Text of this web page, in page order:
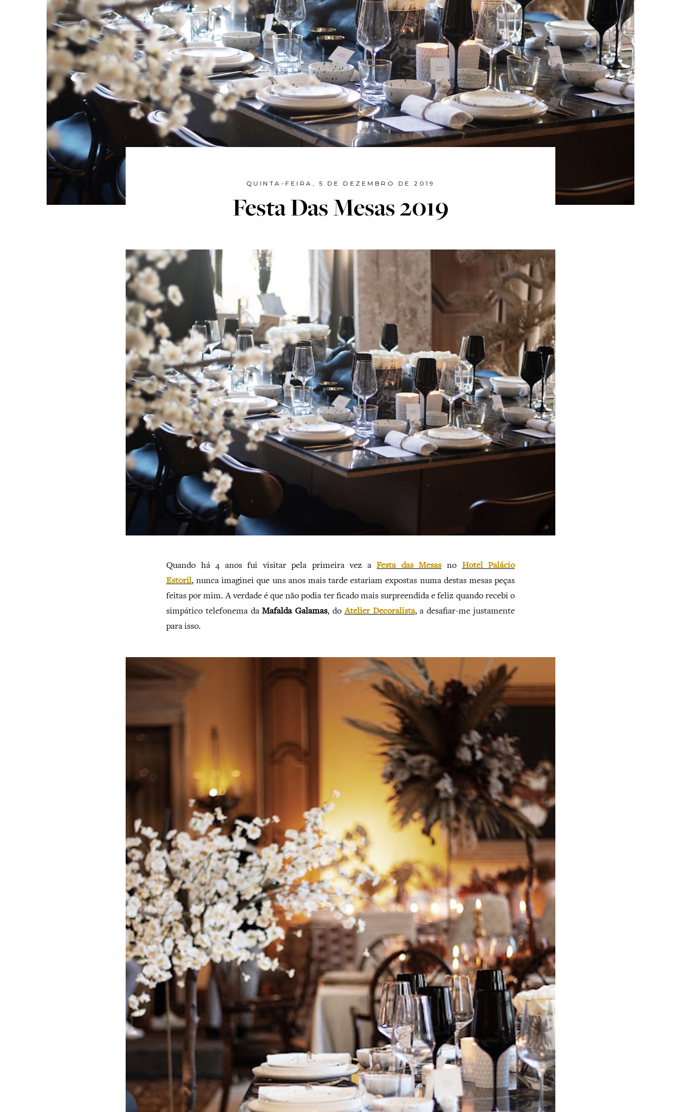
QUINTA-FEIRA, 5 DE DEZEMBRO DE 2019
Festa Das Mesas 2019
Quando há 4 anos fui visitar pela primeira vez aFesta das Mesasno Hotel Palácio
Estoril, nunca imaginei que uns anos mais tarde estariam expostas numa destas mesas peças
feitas por mim. A verdade é que não podia ter ficado mais surpreendida e feliz quando recebi o
simpático telefonema daMafalda Galamas, doAtelier Decoralista, a desafiar-me justamente
para isso.